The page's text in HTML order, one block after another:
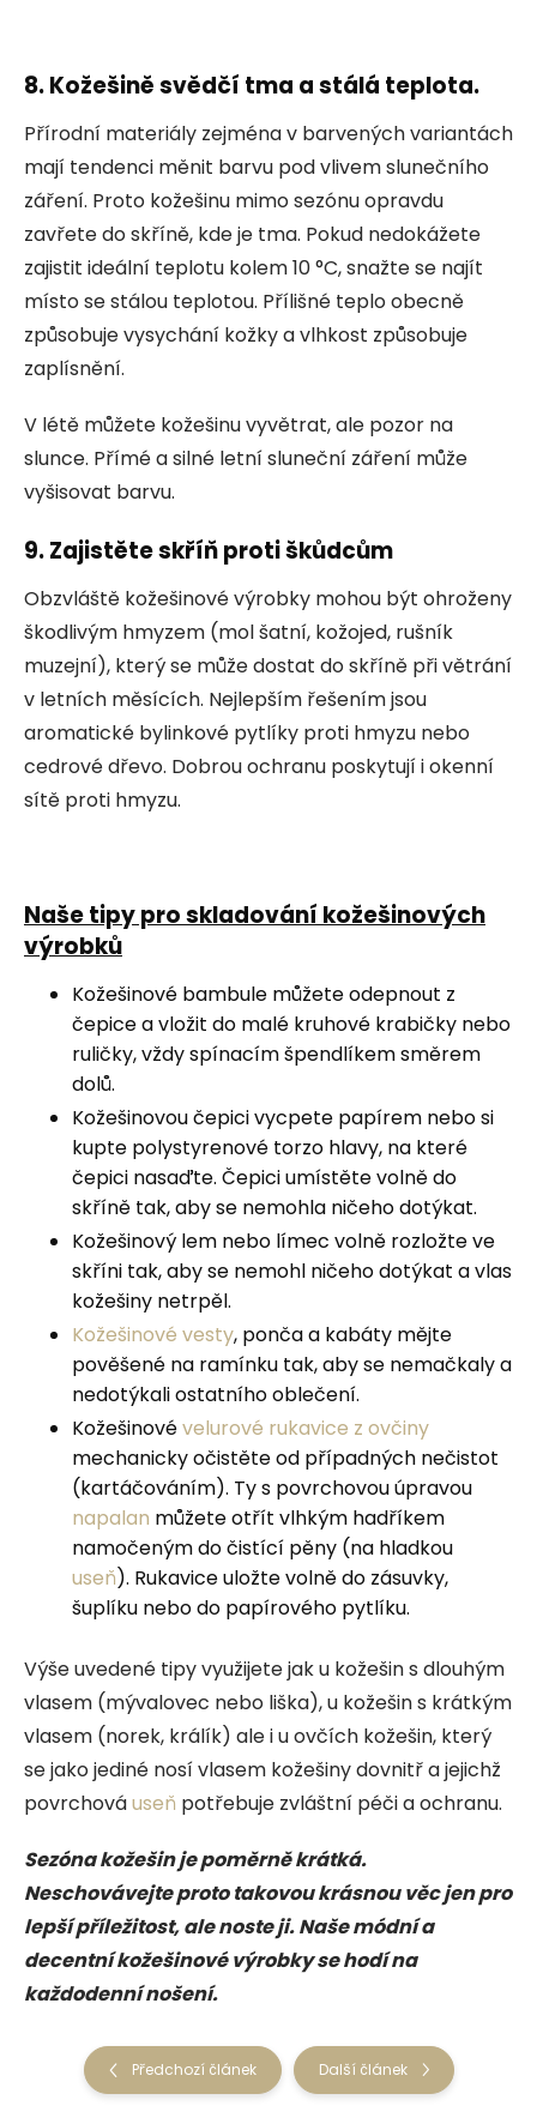
8. Kožešině svědčí tma a stálá teplota.
Přírodní materiály zejména v barvených variantách
mají tendenci měnit barvu pod vlivem slunečního
záření. Proto kožešinu mimo sezónu opravdu
zavřete do skříně, kde je tma. Pokud nedokážete
zajistit ideální teplotu kolem 10 °C, snažte se najít
místo se stálou teplotou. Přílišné teplo obecně
způsobuje vysychání kožky a vlhkost způsobuje
zaplísnění.
V létě můžete kožešinu vyvětrat, ale pozor na
slunce. Přímé a silné letní sluneční záření může
vyšisovat barvu.
9. Zajistěte skříň proti škůdcům
Obzvláště kožešinové výrobky mohou být ohroženy
škodlivým hmyzem (mol šatní, kožojed, rušník
muzejní), který se může dostat do skříně při větrání
v letních měsících. Nejlepším řešením jsou
aromatické bylinkové pytlíky proti hmyzu nebo
cedrové dřevo. Dobrou ochranu poskytují i okenní
sítě proti hmyzu.
Naše tipy pro skladování kožešinových
výrobků
Kožešinové bambule můžete odepnout z
čepice a vložit do malé kruhové krabičky nebo
ruličky, vždy spínacím špendlíkem směrem
dolů.
Kožešinovou čepici vycpete papírem nebo si
kupte polystyrenové torzo hlavy, na které
čepici nasaďte. Čepici umístěte volně do
skříně tak, aby se nemohla ničeho dotýkat.
Kožešinový lem nebo límec volně rozložte ve
skříni tak, aby se nemohl ničeho dotýkat a vlas
kožešiny netrpěl.
Kožešinové vesty, ponča a kabáty mějte
pověšené na ramínku tak, aby se nemačkaly a
nedotýkali ostatního oblečení.
Kožešinovévelurové rukavice z ovčiny
mechanicky očistěte od případných nečistot
(kartáčováním). Ty s povrchovou úpravou
napalan můžete otřít vlhkým hadříkem
namočeným do čistící pěny (na hladkou
useň). Rukavice uložte volně do zásuvky,
šuplíku nebo do papírového pytlíku.
Výše uvedené tipy využijete jak u kožešin s dlouhým
vlasem (mývalovec nebo liška), u kožešin s krátkým
vlasem (norek, králík) ale i u ovčích kožešin, který
se jako jediné nosí vlasem kožešiny dovnitř a jejichž
povrchováuseň potřebuje zvláštní péči a ochranu.
Sezóna kožešin je poměrně krátká.
Neschovávejte proto takovou krásnou věc jen pro
lepší příležitost, ale noste ji. Naše módní a
decentní kožešinové výrobky se hodí na
každodenní nošení.
Předchozí článek Další článek